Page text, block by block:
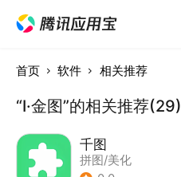
首页 软件 相关推荐
“I·金图”的相关推荐(29)
千图
拼图/美化